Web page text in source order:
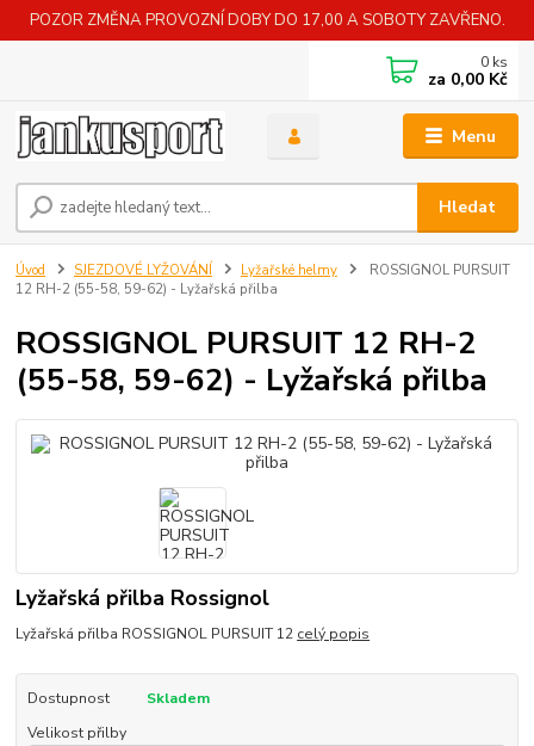
POZOR ZMĚNA PROVOZNÍ DOBY DO 17,00 A SOBOTY ZAVŘENO.
Menu
Hledat
0 ks
za 0,00 Kč
Úvod SJEZDOVÉ LYŽOVÁNÍ Lyžařské helmy
ROSSIGNOL PURSUIT
12 RH-2 (55-58, 59-62) - Lyžařská přilba
ROSSIGNOL PURSUIT 12 RH-2
(55-58, 59-62) - Lyžařská přilba
Lyžařská přilba Rossignol
Lyžařská přilba ROSSIGNOL PURSUIT 12 celý popis
Dostupnost
Skladem
Velikost přilby